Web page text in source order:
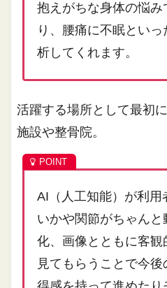
抱えがちな身体の悩み
り、腰痛に不眠とい
析してくれます。
活躍する場所として最初
施設や整骨院。
AI（人工知能）が利用
いかや関節がちゃんと
化、画像とともに客観
見てもらうことで今